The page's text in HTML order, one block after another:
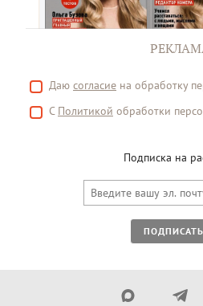
Даю согласие на обработку
С Политикой обработки
Подписка на